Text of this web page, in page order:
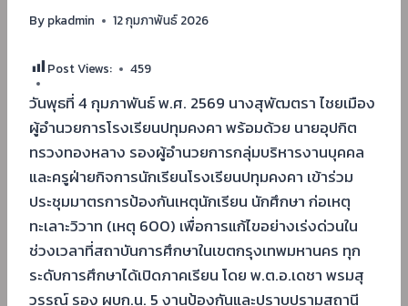
By pkadmin 12 กุมภาพันธ์ 2026
Post Views: 459
วันพุธที่ 4 กุมภาพันธ์ พ.ศ. 2569 นางสุพัฒตรา ไชยเมือง
ผู้อำนวยการโรงเรียนปทุมคงคา พร้อมด้วย นายอุปกิต
ทรวงทองหลาง รองผู้อำนวยการกลุ่มบริหารงานบุคคล
และครูฝ่ายกิจการนักเรียนโรงเรียนปทุมคงคา เข้าร่วม
ประชุมมาตรการป้องกันเหตุนักเรียน นักศึกษา ก่อเหตุ
ทะเลาะวิวาท (เหตุ 600) เพื่อการแก้ไขอย่างเร่งด่วนใน
ช่วงเวลาที่สถาบันการศึกษาในเขตกรุงเทพมหานคร ทุก
ระดับการศึกษาได้เปิดภาคเรียน โดย พ.ต.อ.เดชา พรมสุ
วรรณ์ รอง ผบก.น. 5 งานป้องกันและปราบปรามสถานี